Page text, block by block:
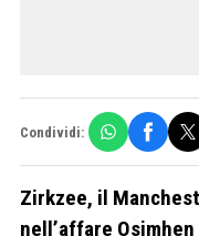
Condividi:
Zirkzee, il
nell’affare